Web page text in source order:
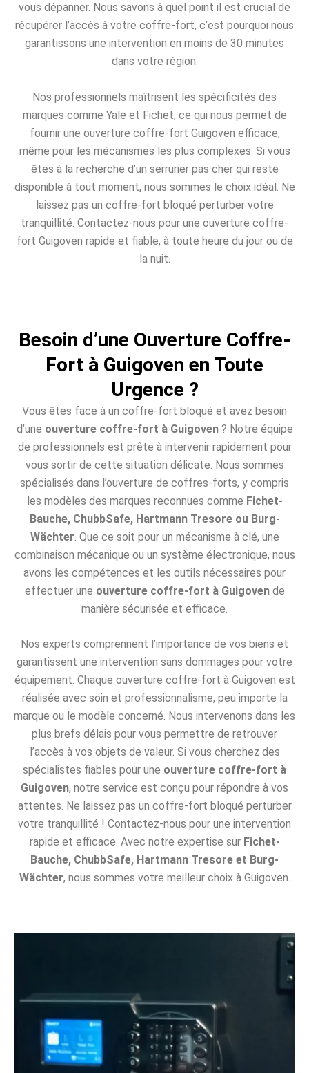
vous dépanner. Nous savons à quel point il est crucial de
récupérer l’accès à votre coffre-fort, c’est pourquoi nous
garantissons une intervention en moins de 30 minutes
dans votre région.
Nos professionnels maîtrisent les spécificités des
marques comme Yale et Fichet, ce qui nous permet de
fournir une ouverture coffre-fort Guigoven efficace,
même pour les mécanismes les plus complexes. Si vous
êtes à la recherche d’un serrurier pas cher qui reste
disponible à tout moment, nous sommes le choix idéal. Ne
laissez pas un coffre-fort bloqué perturber votre
tranquillité. Contactez-nous pour une ouverture coffre-
fort Guigoven rapide et fiable, à toute heure du jour ou de
la nuit.
Besoin d’une Ouverture Coffre-
Fort à Guigoven en Toute
Urgence ?
Vous êtes face à un coffre-fort bloqué et avez besoin
d’une ouverture coffre-fort à Guigoven? Notre équipe
de professionnels est prête à intervenir rapidement pour
vous sortir de cette situation délicate. Nous sommes
spécialisés dans l’ouverture de coffres-forts, y compris
les modèles des marques reconnues comme Fichet-
Bauche, ChubbSafe, Hartmann Tresore ou Burg-
Wächter . Que ce soit pour un mécanisme à clé, une
combinaison mécanique ou un système électronique, nous
avons les compétences et les outils nécessaires pour
effectuer une ouverture coffre-fort à Guigovende
manière sécurisée et efficace.
Nos experts comprennent l’importance de vos biens et
garantissent une intervention sans dommages pour votre
équipement. Chaque ouverture coffre-fort à Guigoven est
réalisée avec soin et professionnalisme, peu importe la
marque ou le modèle concerné. Nous intervenons dans les
plus brefs délais pour vous permettre de retrouver
l’accès à vos objets de valeur. Si vous cherchez des
spécialistes fiables pour une ouverture coffre-fort à
Guigoven, notre service est conçu pour répondre à vos
attentes. Ne laissez pas un coffre-fort bloqué perturber
votre tranquillité ! Contactez-nous pour une intervention
rapide et efficace. Avec notre expertise sur Fichet-
Bauche, ChubbSafe, Hartmann Tresore et Burg-
Wächter, nous sommes votre meilleur choix à Guigoven.